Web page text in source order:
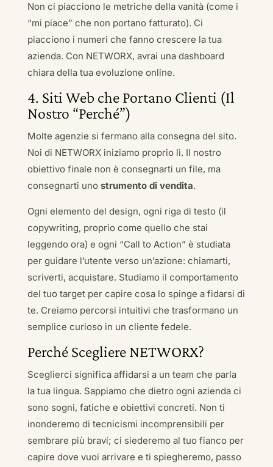
Non ci piacciono le metriche della vanità (come i
“mi piace” che non portano fatturato). Ci
piacciono i numeri che fanno crescere la tua
azienda. Con NETWORX, avrai una dashboard
chiara della tua evoluzione online.
4. Siti Web che Portano Clienti (Il
Nostro “Perché”)
Molte agenzie si fermano alla consegna del sito.
Noi di NETWORX iniziamo proprio lì. Il nostro
obiettivo finale non è consegnarti un file, ma
consegnarti uno strumento di vendita.
Ogni elemento del design, ogni riga di testo (il
copywriting, proprio come quello che stai
leggendo ora) e ogni “Call to Action” è studiata
per guidare l’utente verso un’azione: chiamarti,
scriverti, acquistare. Studiamo il comportamento
del tuo target per capire cosa lo spinge a fidarsi di
te. Creiamo percorsi intuitivi che trasformano un
semplice curioso in un cliente fedele.
Perché Scegliere NETWORX?
Sceglierci significa affidarsi a un team che parla
la tua lingua. Sappiamo che dietro ogni azienda ci
sono sogni, fatiche e obiettivi concreti. Non ti
inonderemo di tecnicismi incomprensibili per
sembrare più bravi; ci siederemo al tuo fianco per
capire dove vuoi arrivare e ti spiegheremo, passo